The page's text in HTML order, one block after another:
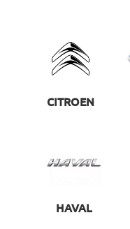
CITROEN
HAVAL